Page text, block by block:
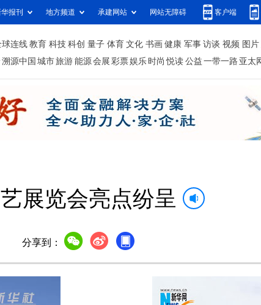
报刊 地方频道 承建网站 网站无障碍 客户端
球连线 教育 科技 科创 量子 体育 文化 书画 健康 军事 访谈 视频 图片
溯源中国 城市旅游 能源 会展 彩票娱乐 时尚 悦读 公益 一带一路 亚太
展览会亮点纷呈
分享到：